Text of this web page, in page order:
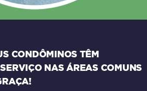
CONDÔMINOS TÊM
NAS ÁREAS COMUNS